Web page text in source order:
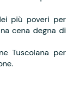
più poveri per
cena degna di
Tuscolana per